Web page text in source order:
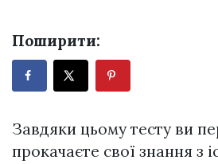
Поширити:
Завдяки цьому тесту ви
прокачаєте свої знання з